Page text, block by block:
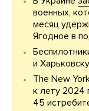
военных,
месяц
Ягодное в
и
The New
к лету 2024
45